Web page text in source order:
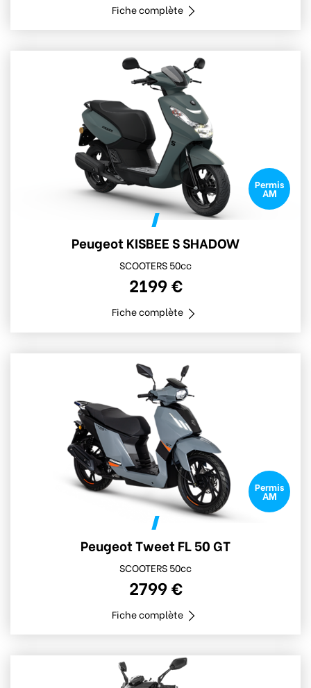
Fiche complète
Permis
AM
Peugeot KISBEE S SHADOW
SCOOTERS 50cc
2199 €
Fiche complète
Permis
AM
Peugeot Tweet FL 50 GT
SCOOTERS 50cc
2799 €
Fiche complète